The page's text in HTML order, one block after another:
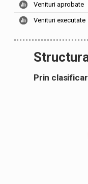
Venituri aprobate
Venituri executate
Prin